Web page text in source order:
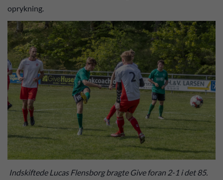
oprykning.
Indskiftede Lucas Flensborg bragte Give foran 2-1 i det 85.